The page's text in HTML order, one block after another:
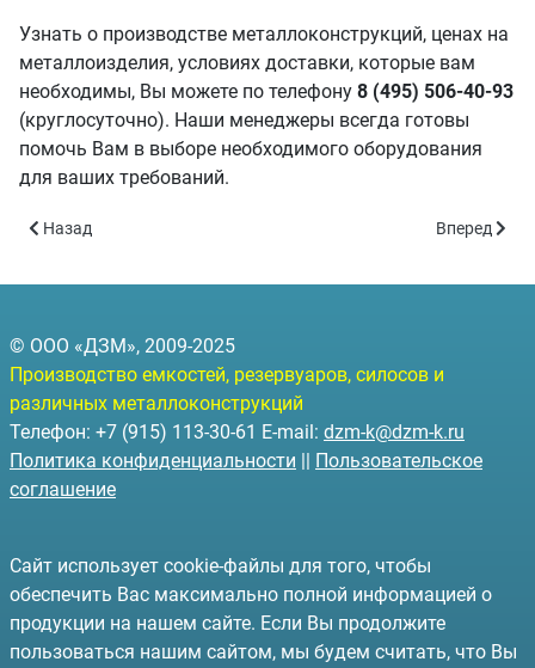
Узнать о производстве металлоконструкций, ценах на
металлоизделия, условиях доставки, которые вам
необходимы, Вы можете по телефону 8 (495) 506-40-93
(круглосуточно). Наши менеджеры всегда готовы
помочь Вам в выборе необходимого оборудования
для ваших требований.
Предыдущий: Строительство складов
Назад Следующий:
Вперед
© ООО «ДЗМ», 2009-2025
Производство емкостей, резервуаров, силосов и
различных металлоконструкций
Телефон: +7 (915) 113-30-61 E-mail: dzm-k@dzm-k.ru
Политика конфиденциальности || Пользовательское
соглашение
Сайт использует cookie-файлы для того, чтобы
обеспечить Вас максимально полной информацией о
продукции на нашем сайте. Если Вы продолжите
пользоваться нашим сайтом, мы будем считать, что Вы